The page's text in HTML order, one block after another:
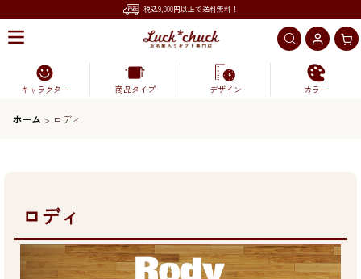
税込9,000円以上で送料無料！
キャラクター 商品タイプ デザイン カラー
ホーム > ロディ
ロディ